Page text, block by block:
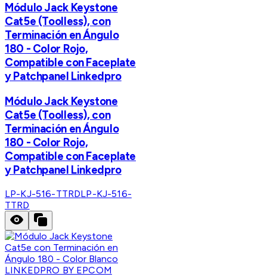
Módulo Jack Keystone
Cat5e (Toolless), con
Terminación en Ángulo
180 - Color Rojo,
Compatible con Faceplate
y Patchpanel Linkedpro
Módulo Jack Keystone
Cat5e (Toolless), con
Terminación en Ángulo
180 - Color Rojo,
Compatible con Faceplate
y Patchpanel Linkedpro
LP-KJ-516-TTRDLP-KJ-516-
TTRD
LINKEDPRO BY EPCOM